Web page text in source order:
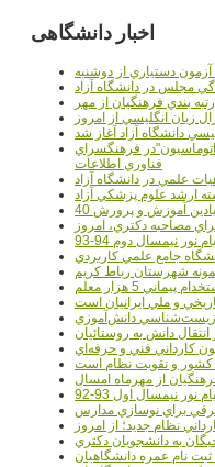
اخبار دانشگاهی
آزمون دستياري از دوشنبه
مجلس در دانشگاه آزاد
رتبه بندي فرهنگيان از مهر
زبان انگليسي از امروز
دانشگاه آزاد آغاز شد
فرهنگسراي
فناوري اطلاعات
آموزش و پرورش
مصاحبه دکتري، امروز
نیمسال دوم 94-93
جامع علمي کاربردي
شهرستان رباط کريم
5 هزار معلم
و ملي ايرانيان است
زيست‌شناسي دانش‌آموزي
دانش به روستائيان
و تقويت نظام است
از مهرماه امسال
نیمسال اول 93-92
نظام جديد؛ از امروز
به دانشجويان دکتري
نام عمره دانشگاهيان